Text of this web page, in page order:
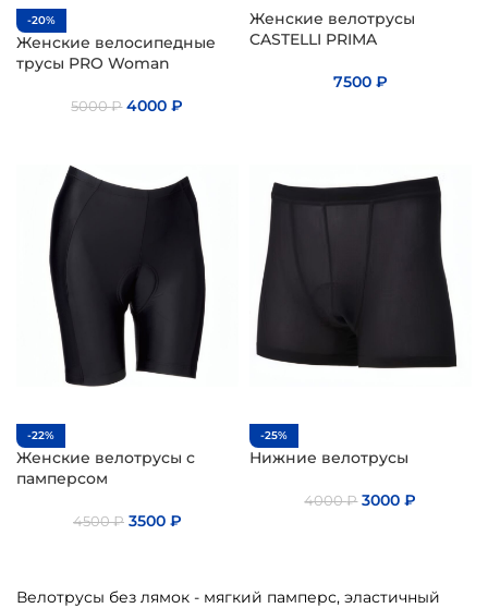
-20%
Женские велосипедные
трусы PRO Woman
5000₽ 4000₽
Женские велотрусы
CASTELLI PRIMA
7500 ₽
-22%
Женские велотрусы с
памперсом
4500₽ 3500 ₽
-25%
Нижние велотрусы
4000₽ 3000₽
Велотрусы без лямок - мягкий памперс, эластичный